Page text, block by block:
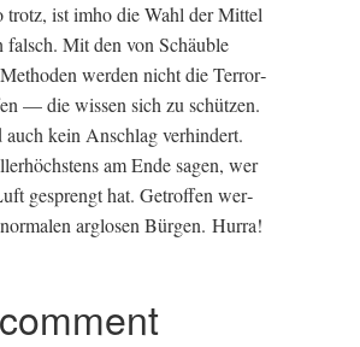
trotz, ist imho die Wahl der Mit­tel
falsch. Mit den von Schäuble
wer­den nicht die Ter­ror­
— die wis­sen sich zu schützen.
kein Ansch­lag ver­hindert.
am Ende sagen, wer
gespren­gt hat. Get­ro­f­fen wer­
arglosen Bür­gen. Hurra!